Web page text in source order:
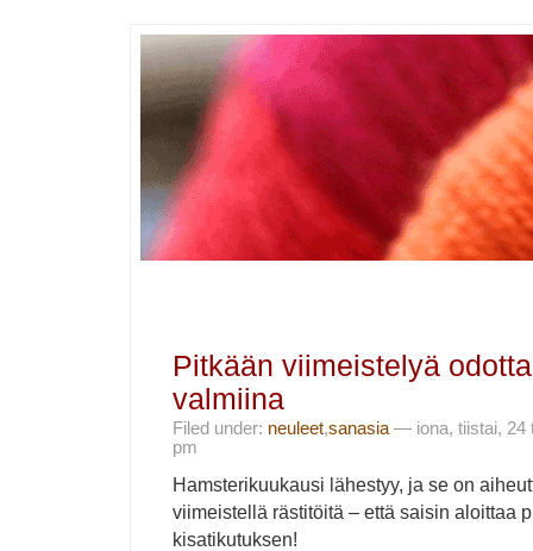
Pitkään viimeistelyä
valmiina
Filed under: neuleet,sanasia — iona, tiistai, 24
pm
Hamsterikuukausi lähestyy, ja se on
viimeistellä rästitöitä – että saisin aloittaa
kisatikutuksen!